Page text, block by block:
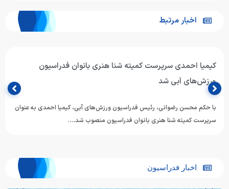
اخبار مرتبط
کیمیا احمدی سرپرست کمیته شنا هنری بانوان فدراسیون
ورزش‌های آبی شد
با حکم محسن رضوانی، رئیس فدراسیون ورزش‌های آبی، کیمیا احمدی به عنوان
سرپرست کمیته شنا هنری بانوان فدراسیون منصوب شد.…
اخبار فدراسیون